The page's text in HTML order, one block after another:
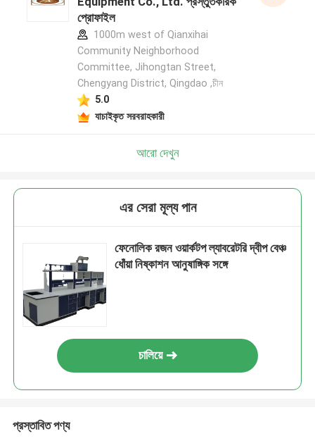
প্রোফাইল
1000m west of Qianxihai
Community Neighborhood
Committee, Jihongtan Street,
Chengyang District, Qingdao ,চীন
5.0
যাচাইকৃত সরবরাহকারী
আরো দেখুন
এর সেরা মূল্য পান
ফেনোলিক রজন ওয়ার্কটপ ল্যাবরেটরি দ্বীপ বেঞ্চ
ধোঁয়া নিষ্কাশন আনুষাঙ্গিক সঙ্গে
চালিয়ে
প্রস্তাবিত পণ্য